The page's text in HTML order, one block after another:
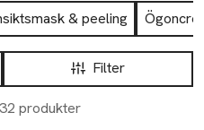
& peeling
Filter
produkter